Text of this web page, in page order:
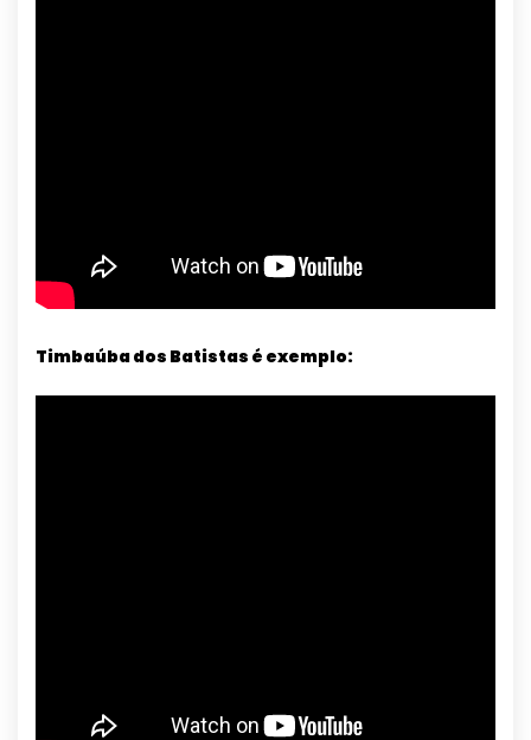
Timbaúba dos Batistas é exemplo: